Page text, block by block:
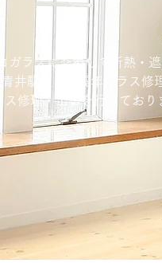
ガラスに交換して断熱・
井駅近くで長年ガラス修
ス修理・工事を行っており